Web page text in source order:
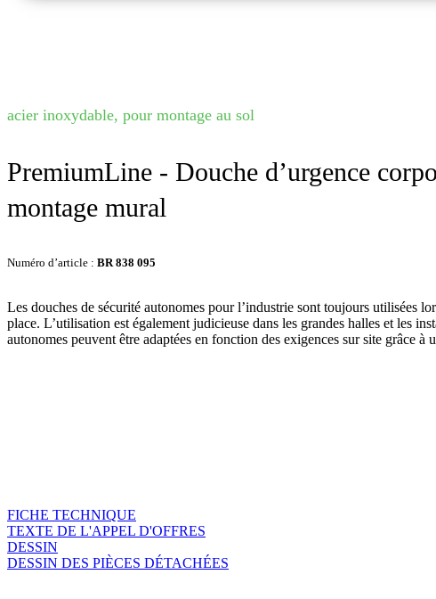
acier inoxydable, pour montage au sol
PremiumLine - Douche d’urgence
montage mural
Numéro d’article : BR 838 095
Les douches de sécurité autonomes pour l’industrie sont toujours utilisées
place. L’utilisation est également judicieuse dans les grandes halles et les
autonomes peuvent être adaptées en fonction des exigences sur site grâce à
FICHE TECHNIQUE
TEXTE DE L'APPEL D'OFFRES
DESSIN
DESSIN DES PIÈCES DÉTACHÉES